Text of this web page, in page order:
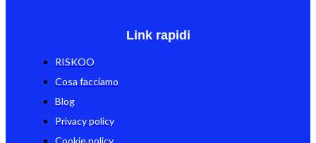
Link rapidi
RISKOO
Cosa facciamo
Blog
Privacy policy